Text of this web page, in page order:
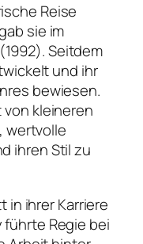
Reise
sie im
Seitdem
und ihr
bewiesen.
kleineren
wertvolle
ihren Stil zu
in ihrer Karriere
führte Regie bei